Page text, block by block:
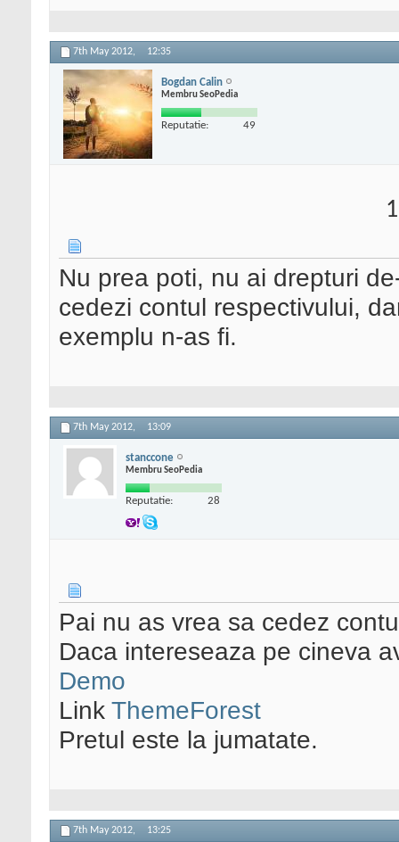
7th May 2012, 12:35
Bogdan Calin
Membru SeoPedia
Reputatie: 49
Nu prea poti, nu ai drepturi
cedezi contul respectivului,
exemplu n-as fi.
7th May 2012, 13:09
stanccone
Membru SeoPedia
Reputatie: 28
Pai nu as vrea sa cedez
Daca intereseaza pe cineva
Demo
Link ThemeForest
Pretul este la jumatate.
7th May 2012, 13:25